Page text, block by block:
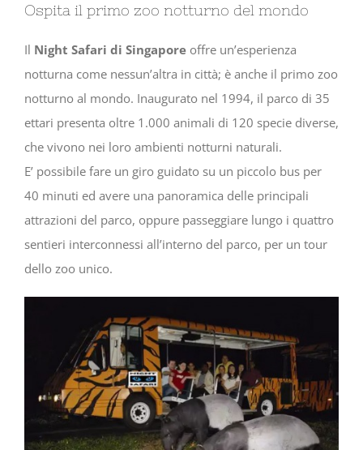
Ospita il primo zoo notturno del mondo
Il Night Safari di Singapore offre un’esperienza
notturna come nessun’altra in città; è anche il primo zoo
notturno al mondo. Inaugurato nel 1994, il parco di 35
ettari presenta oltre 1.000 animali di 120 specie diverse,
che vivono nei loro ambienti notturni naturali.
E’ possibile fare un giro guidato su un piccolo bus per
40 minuti ed avere una panoramica delle principali
attrazioni del parco, oppure passeggiare lungo i quattro
sentieri interconnessi all’interno del parco, per un tour
dello zoo unico.